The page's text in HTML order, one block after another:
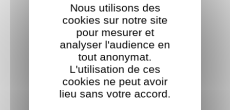
À partir de 35€ d'achat.
Paiement sécurisé
Nous utilisons des
cookies sur notre site
pour mesurer et
analyser l'audience en
tout anonymat.
L'utilisation de ces
cookies ne peut avoir
lieu sans votre accord.​